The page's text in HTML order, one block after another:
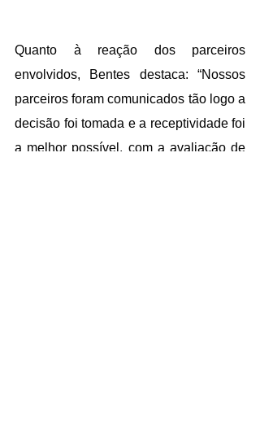
Quanto à reação dos parceiros
envolvidos, Bentes destaca: “Nossos
parceiros foram comunicados tão logo a
decisão foi tomada e a receptividade foi
a melhor possível, com a avaliação de